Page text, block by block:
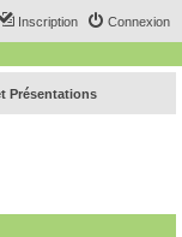
Connexion
Inscription
Présentations